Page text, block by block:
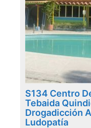
S134 Centro
Tebaida
Drogadicción
Ludopatía